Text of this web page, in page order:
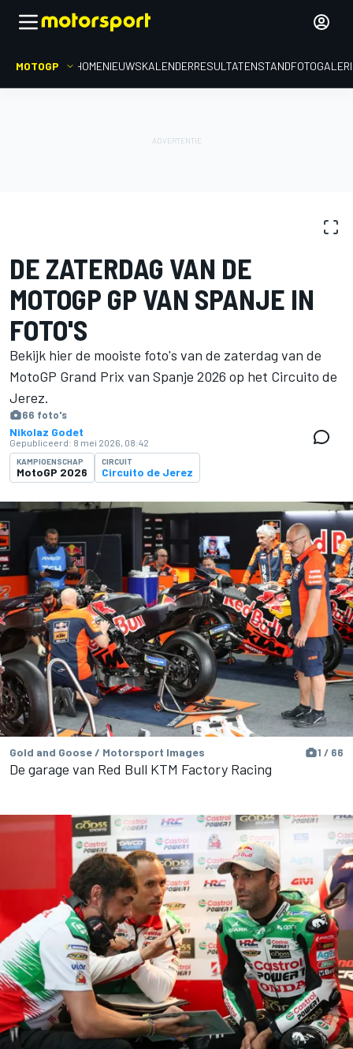
MOTOGP HOMENIEUWSKALENDERRESULTATENSTAND
DE ZATERDAG VAN DE
MOTOGP GP VAN SPANJE IN
FOTO'S
Bekijk hier de mooiste foto's van de zaterdag van de
MotoGP Grand Prix van Spanje 2026 op het Circuito de
Jerez.
66 foto's
Nikolaz Godet
Gepubliceerd: 8 mei 2026, 08:42
KAMPIOENSCHAP
MotoGP 2026
CIRCUIT
Circuito de Jerez
Gold and Goose / Motorsport Images 1 / 66
De garage van Red Bull KTM Factory Racing